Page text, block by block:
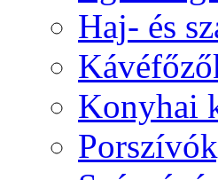
Haj- és
Konyhai